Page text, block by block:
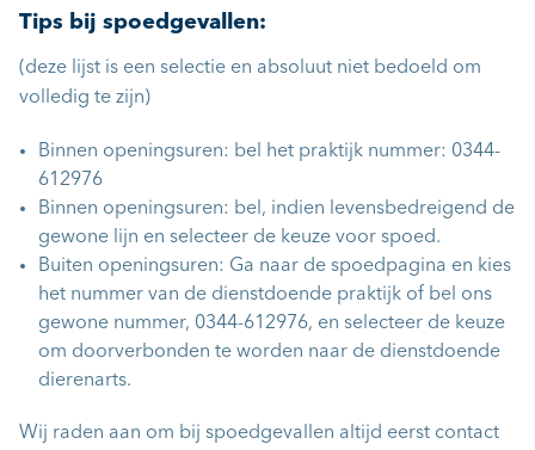
Tips bij spoedgevallen:
(deze lijst is een selectie en absoluut niet bedoeld om
volledig te zijn)
Binnen openingsuren: bel het praktijk nummer: 0344-
612976
Binnen openingsuren: bel, indien levensbedreigend de
gewone lijn en selecteer de keuze voor spoed.
Buiten openingsuren: Ga naar de spoedpagina en kies
het nummer van de dienstdoende praktijk of bel ons
gewone nummer, 0344-612976, en selecteer de keuze
om doorverbonden te worden naar de dienstdoende
dierenarts.
Wij raden aan om bij spoedgevallen altijd eerst contact